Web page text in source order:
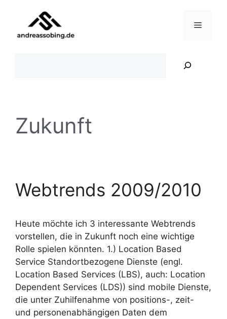
springen
Menü
Zukunft
Webtrends 2009/2010
Heute möchte ich 3 interessante Webtrends
vorstellen, die in Zukunft noch eine wichtige
Rolle spielen könnten. 1.) Location Based
Service Standortbezogene Dienste (engl.
Location Based Services (LBS), auch: Location
Dependent Services (LDS)) sind mobile Dienste,
die unter Zuhilfenahme von positions-, zeit-
und personenabhängigen Daten dem